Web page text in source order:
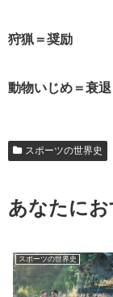
狩猟＝奨励
動物いじめ＝衰退
スポーツの世界史
あなたに
スポーツの世界史